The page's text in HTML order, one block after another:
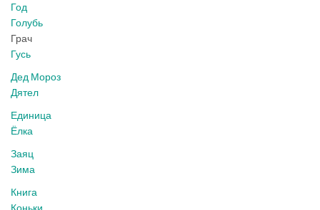
Год
Голубь
Грач
Гусь
Дед Мороз
Дятел
Единица
Ёлка
Заяц
Зима
Книга
Коньки